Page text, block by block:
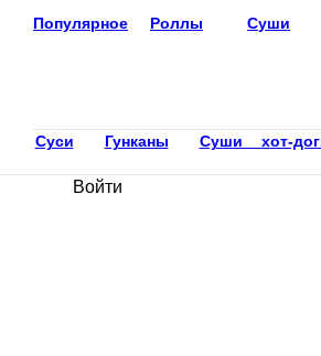
ru
Настройки
Войти
Популярное Роллы Суши
Суси Гунканы Суши хот-доги